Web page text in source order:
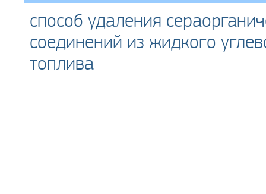
способ удаления
соединений из жидкого
топлива